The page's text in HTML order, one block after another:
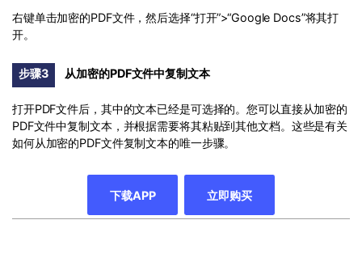
右键单击加密的PDF文件，然后选择“打开”>“Google Docs”将其打
开。
步骤3 从加密的PDF文件中复制文本
打开PDF文件后，其中的文本已经是可选择的。您可以直接从加密的
PDF文件中复制文本，并根据需要将其粘贴到其他文档。这些是有关
如何从加密的PDF文件复制文本的唯一步骤。
下载APP 立即购买